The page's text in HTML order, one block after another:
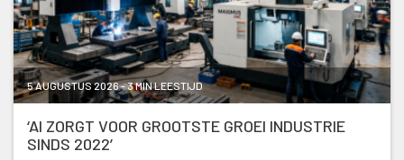
5 AUGUSTUS 2026 - 3 MIN LEESTIJD
‘AI ZORGT VOOR GROOTSTE GROEI INDUSTRIE
SINDS 2022’